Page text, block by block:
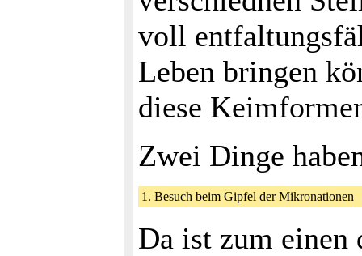
voll
Leben bringen
diese
Zwei Dinge
1. Besuch beim Gipfel der
Da ist zum einen